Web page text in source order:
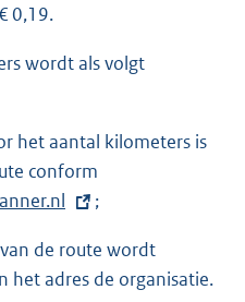
0,19.
wordt als volgt
het aantal kilometers is
conform
x
e
r
;
de route wordt
het adres de organisatie.